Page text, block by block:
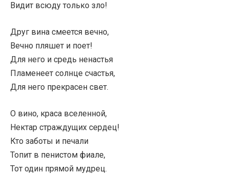
Видит всюду только зло!
Друг вина смеется вечно,
Вечно пляшет и поет!
Для него и средь ненастья
Пламенеет солнце счастья,
Для него прекрасен свет.
О вино, краса вселенной,
Нектар страждущих сердец!
Кто заботы и печали
Топит в пенистом фиале,
Тот один прямой мудрец.